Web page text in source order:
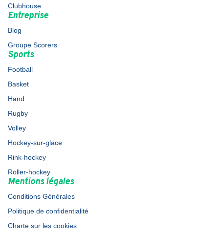
Clubhouse
Entreprise
Blog
Groupe Scorers
Sports
Football
Basket
Hand
Rugby
Volley
Hockey-sur-glace
Rink-hockey
Roller-hockey
Mentions légales
Conditions Générales
Politique de confidentialité
Charte sur les cookies